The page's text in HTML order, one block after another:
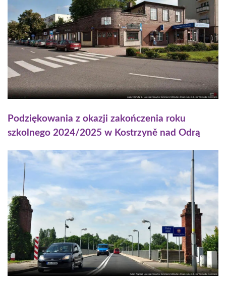
Podziękowania z okazji zakończenia roku
szkolnego 2024/2025 w Kostrzyně nad Odrą